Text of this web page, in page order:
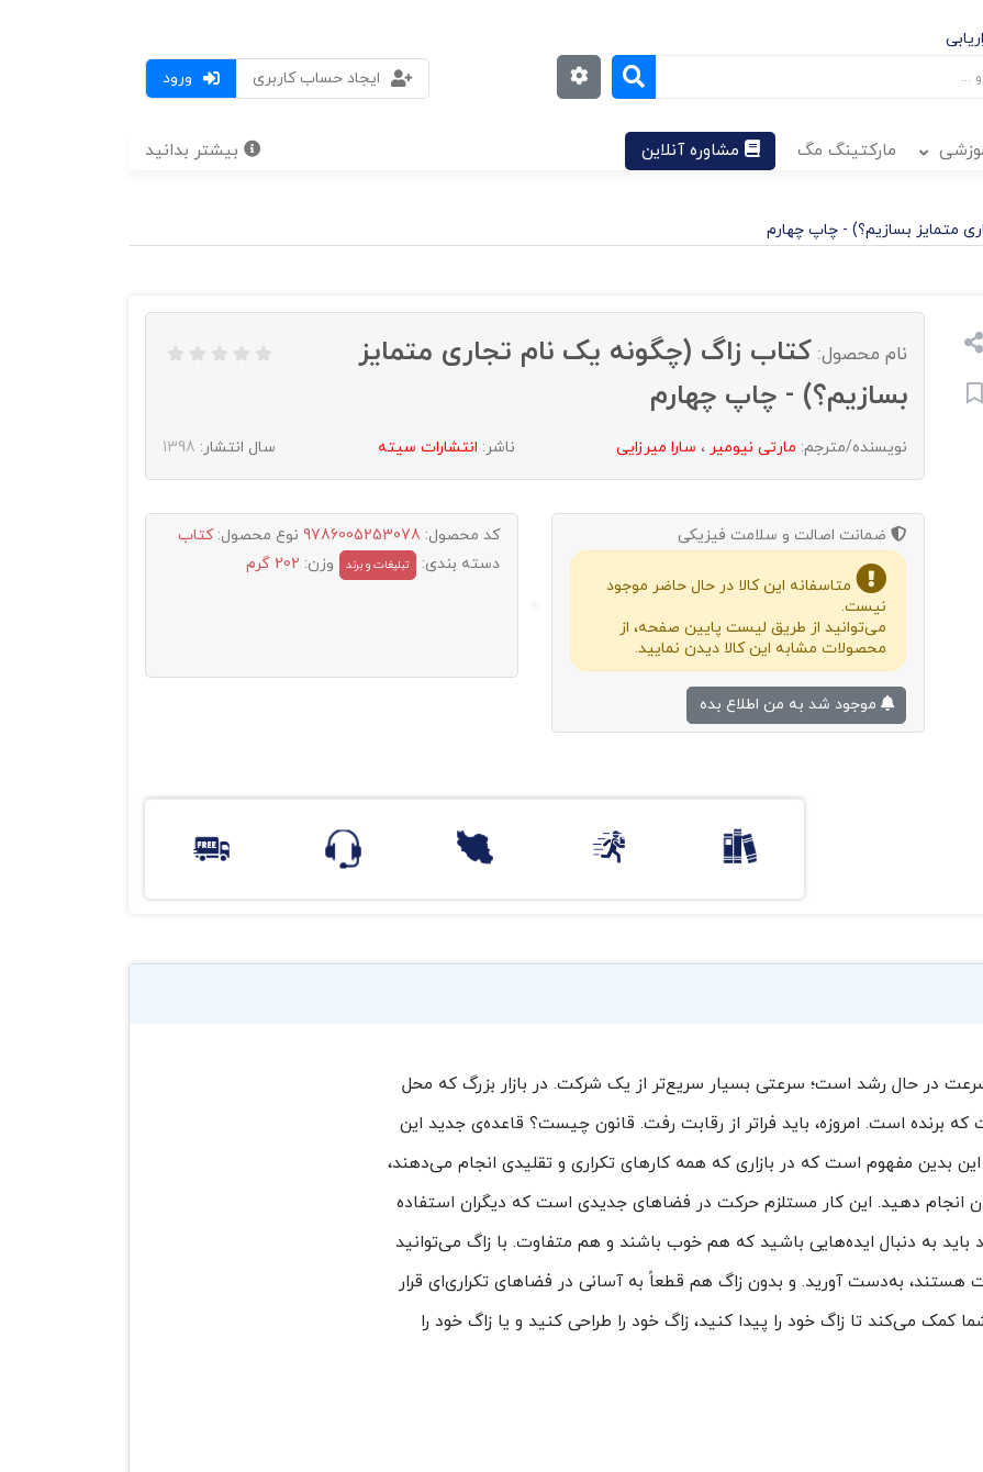
ورود
ایجاد حساب کاربری
مارکتینگ مگ مشاوره آنلاین بیشتر بدانید
متمایز بسازیم؟) - چاپ چهارم
نام محصول: کتاب زاگ (چگونه یک نام تجاری متمایز
بسازیم؟) - چاپ چهارم
نویسنده/مترجم: مارتی نیومیر ، سارا میرزایی ناشر: انتشارات سيته سال انتشار: 1398
ضمانت اصالت و سلامت فیزیکی
متاسفانه این کالا در حال حاضر موجود
نیست.
می‌توانید از طریق لیست پایین صفحه، از
محصولات مشابه این کالا دیدن نمایید.
کد محصول: 9786005253078 نوع محصول:کتاب
دسته بندی:
تبليغات و برند وزن: 202 گرم
سرعت در حال رشد است؛ سرعتی بسیار سریع‌تر‌ از یک شرکت. در بازار بزرگ که محل
برنده است. امروزه، باید فراتر از رقابت رفت. قانون چیست؟ قاعده‌ی جدید این
مفهوم است که در بازاری که همه کارهای تکراری و تقلیدی انجام می‌دهند،
انجام دهید. این کار مستلزم حرکت در فضاهای جدیدی است که دیگران استفاده
باید به دنبال ایده‌هایی باشید که هم خوب باشند و هم متفاوت. با زاگ می‌توانید
هستند، به‌دست آورید. و بدون زاگ هم قطعاً به آسانی در فضاهای تکراری‌ای قرار
کمک می‌کند تا زاگ خود را پیدا کنید، زاگ خود را طراحی کنید و یا زاگ خود را